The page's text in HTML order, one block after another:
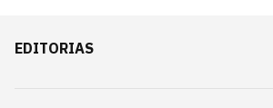
EDITORIAS